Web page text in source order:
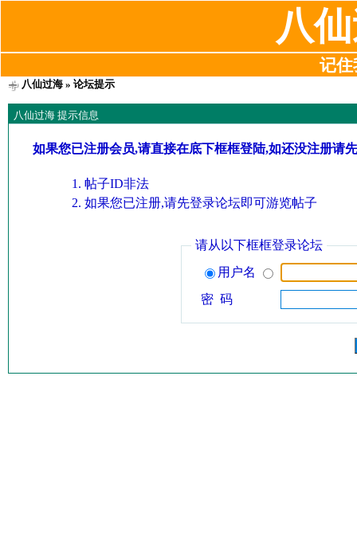
八
记住
八仙过海» 论坛提示
八仙过海 提示信息
如果您已注册会员,请直接在底下框框登陆,如还没注册请
帖子ID非法
如果您已注册,请先登录论坛即可游览帖子
请从以下框框登录论坛
用户名
密 码